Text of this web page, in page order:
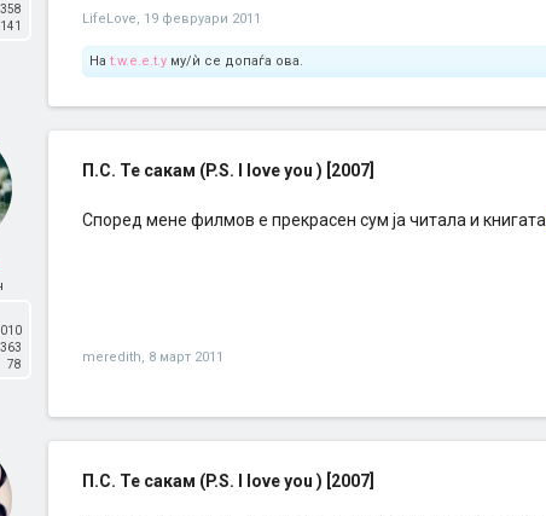
358
141 LifeLove, 19 февруари 2011
На t.w.e.e.t.y му/ѝ се допаѓа ова.
363
78
П.С. Те сакам (P.S. I love you ) [2007]
Според мене филмов е прекрасен сум ја читала и книгата
meredith, 8 март 2011
П.С. Те сакам (P.S. I love you ) [2007]